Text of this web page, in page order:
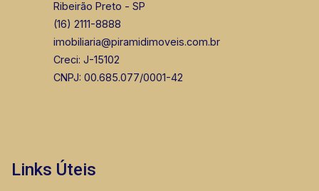
Ribeirão Preto - SP
(16) 2111-8888
imobiliaria@piramidimoveis.com.br
Creci: J-15102
CNPJ: 00.685.077/0001-42
Links Úteis